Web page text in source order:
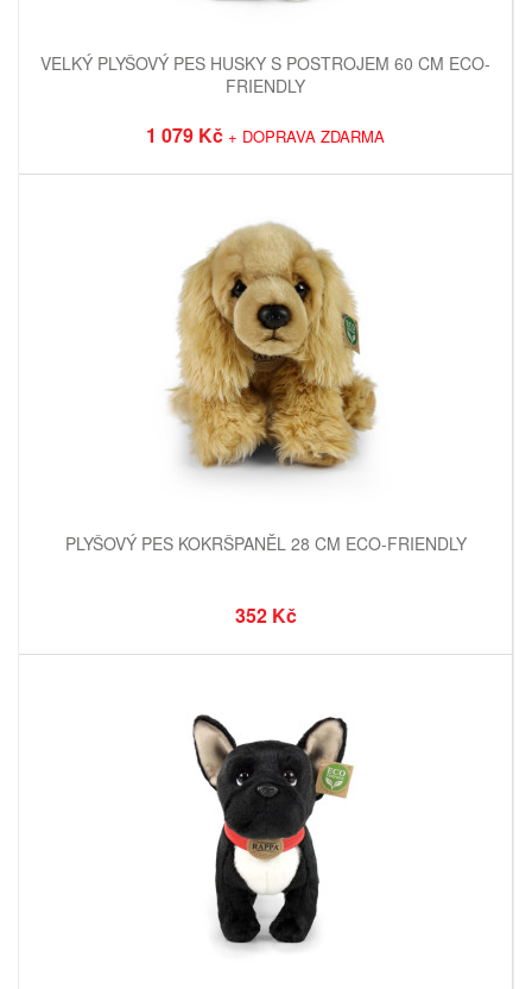
VELKÝ PLYŠOVÝ PES HUSKY S POSTROJEM 60 CM ECO-
FRIENDLY
1 079 Kč + DOPRAVA ZDARMA
PLYŠOVÝ PES KOKRŠPANĚL 28 CM ECO-FRIENDLY
352 Kč